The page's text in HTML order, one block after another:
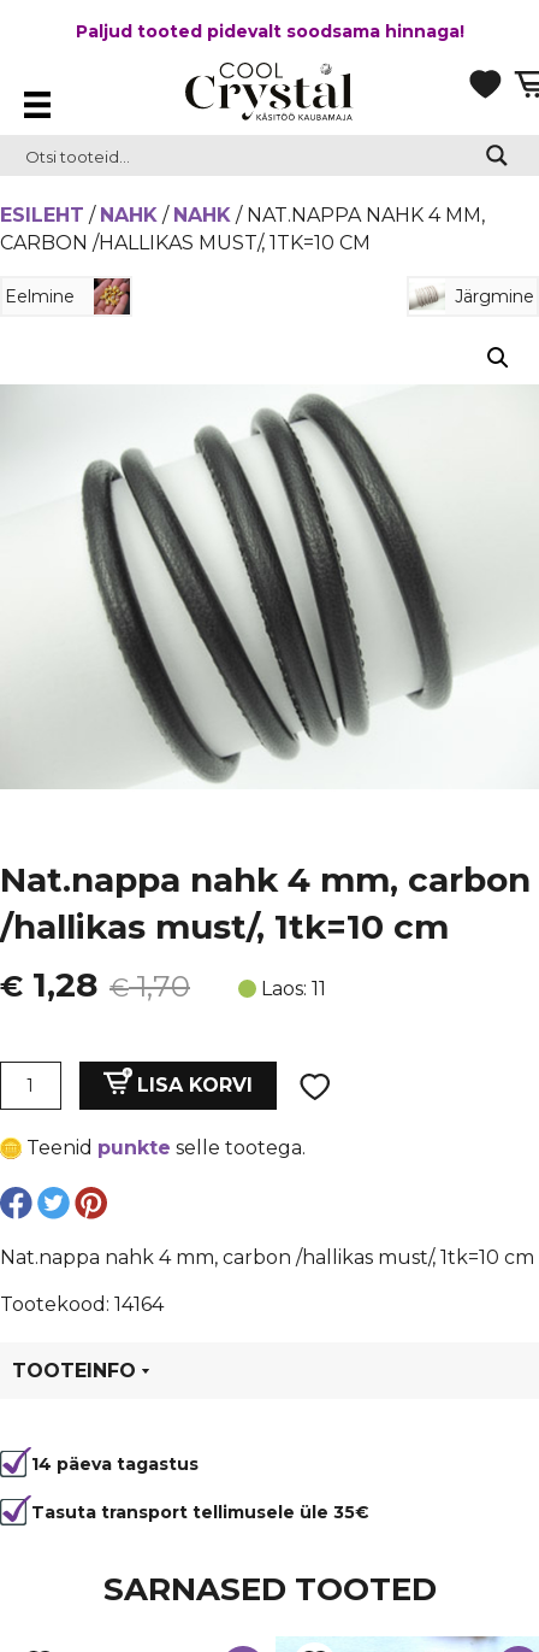
Paljud tooted pidevalt soodsama hinnaga!
ESILEHT / NAHK / NAHK / NAT.NAPPA NAHK 4 MM,
CARBON /HALLIKAS MUST/, 1TK=10 CM
Eelmine Järgmine
Nat.nappa nahk 4 mm, carbon
/hallikas must/, 1tk=10 cm
€1,70
Algne
oli:
€ 1,70.
€ 1,28
Current
is:
€ 1,28.
Laos: 11
Nat.nappa
mm,
carbon
/hallikas
1tk=10
cm
LISA KORVI
Teenid punkte selle tootega.
Nat.nappa nahk 4 mm, carbon /hallikas must/, 1tk=10 cm
Tootekood: 14164
TOOTEINFO
Värvus
Hall, Must
Laius
4 mm
14 päeva tagastus
Tasuta transport tellimusele üle 35€
SARNASED TOOTED